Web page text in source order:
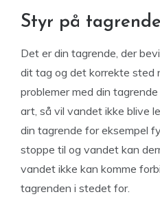
Styr på
Det er din tagrende, der
dit tag og det korrekte sted
problemer med din
art, så vil vandet ikke blive
din tagrende for eksempel
stoppe til og vandet kan
vandet ikke kan komme
tagrenden i stedet for.